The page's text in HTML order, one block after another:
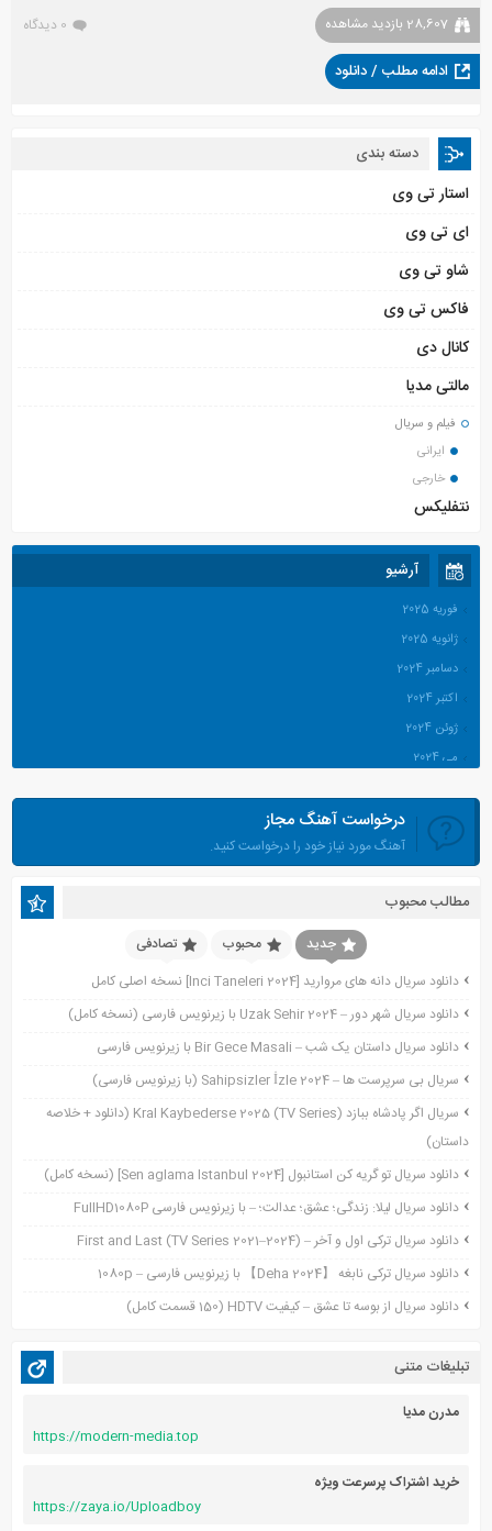
28,607 بازدید مشاهده 0 دیدگاه
ادامه مطلب / دانلود
دسته بندی
استار تی وی
ای تی وی
شاو تی وی
فاکس تی وی
کانال دی
مالتی مدیا
فیلم و سریال
ایرانی
خارجی
نتفلیکس
آرشیو
فوریه 2025
ژانویه 2025
دسامبر 2024
اکتبر 2024
ژوئن 2024
می 2024
مارس 2024
ژانویه 2024
نوامبر 2023
آوریل 2023
نوامبر 2022
نوامبر 2021
اکتبر 2021
سپتامبر 2021
آگوست 2021
جولای 2021
ژوئن 2021
می 2021
آگوست 2020
درخواست آهنگ مجاز
آهنگ مورد نیاز خود را درخواست کنید.
مطالب محبوب
جدید محبوب
تصادفی
دانلود سریال دانه های مروارید [Inci Taneleri 2024] نسخه اصلی کامل
دانلود سریال شهر دور – Uzak Sehir 2024 با زیرنویس فارسی (نسخه کامل)
دانلود سریال داستان یک شب – Bir Gece Masali با زیرنویس فارسی
سریال بی سرپرست ها – Sahipsizler İzle 2024 (با زیرنویس فارسی)
سریال اگر پادشاه ببازد Kral Kaybederse 2025 (TV Series) (دانلود + خلاصه
داستان)
دانلود سریال تو گریه کن استانبول [Sen aglama Istanbul 2024] (نسخه کامل)
دانلود سریال لیلا: زندگی؛ عشق؛ عدالت؛ – با زیرنویس فارسی FullHD1080P
دانلود سریال ترکی اول و آخر – First and Last (TV Series 2021–2024)
دانلود سریال ترکی نابغه 【Deha 2024】 با زیرنویس فارسی – 1080p
دانلود سریال از بوسه تا عشق – کیفیت HDTV (150 قسمت کامل)
تبلیغات متنی
مدرن مدیا
https://modern-media.top
خرید اشتراک پرسرعت ویژه
https://zaya.io/Uploadboy